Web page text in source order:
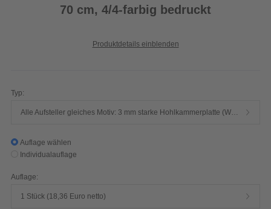
70 cm, 4/4-farbig bedruckt
Produktdetails einblenden
Typ:
Auflage wählen
Individualauflage
Auflage:
1 Stück (18,36 Euro netto)